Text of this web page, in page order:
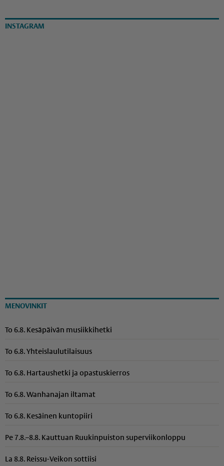
INSTAGRAM
MENOVINKIT
To 6.8. Kesäpäivän musiikkihetki
To 6.8. Yhteis­lau­lu­ti­laisuus
To 6.8. Hartaushetki ja opastuskierros
To 6.8. Wanhanajan iltamat
To 6.8. Kesäinen kuntopiiri
Pe 7.8.–8.8. Kauttuan Ruukinpuiston superviikonloppu
La 8.8. Reissu-Veikon sottiisi